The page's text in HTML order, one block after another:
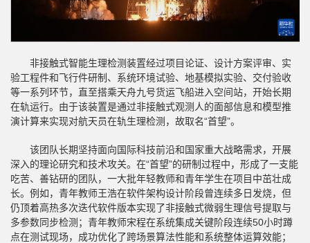
非接触式智能生理检测装置经过项目论证、设计方案评审、实
验工程件和飞行件研制、系统环境试验、地基模拟实验、交付验收
等一系列环节，直至搭乘天舟九号货运飞船进入空间站，开始长期
在轨运行。由于该装置是通过非接触式观测人的面部信息和模型推
演计算来实现对航天员在轨生理检测，故取名“首望”。
该团队长期坚持面向国际科技前沿和国家重大战略需求，开展
深入的理论研究和技术攻关。在“首望”的研制过程中，形成了一支能
吃苦、善钻研的团队，一大批年轻教师和青年学生在项目中茁壮成
长。例如，青年教师王浩在软件架构设计阶段曾连续多日发烧，但
仍顶着高热多次迭代软件版本实现了非接触式微弱生理信号提取与
多参数同步检测；青年教师宋程在系统集成关键阶段连续50小时蹲
点在测试现场，成功优化了跨场景算法性能和系统整体运算效能；